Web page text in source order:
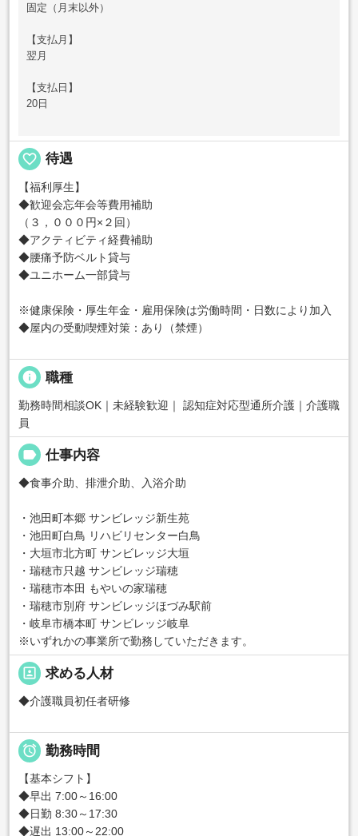
固定（月末以外）
【支払月】
翌月
【支払日】
20日
favorite_border 待遇
【福利厚生】
◆歓迎会忘年会等費用補助
（３，０００円×２回）
◆アクティビティ経費補助
◆腰痛予防ベルト貸与
◆ユニホーム一部貸与
※健康保険・厚生年金・雇用保険は労働時間・日数により加入
◆屋内の受動喫煙対策：あり（禁煙）
info 職種
勤務時間相談OK｜未経験歓迎｜ 認知症対応型通所介護｜介護職
員
label 仕事内容
◆食事介助、排泄介助、入浴介助
・池田町本郷 サンビレッジ新生苑
・池田町白鳥 リハビリセンター白鳥
・大垣市北方町 サンビレッジ大垣
・瑞穂市只越 サンビレッジ瑞穂
・瑞穂市本田 もやいの家瑞穂
・瑞穂市別府 サンビレッジほづみ駅前
・岐阜市橋本町 サンビレッジ岐阜
※いずれかの事業所で勤務していただきます。
portrait 求める人材
◆介護職員初任者研修
 勤務時間
【基本シフト】
◆早出 7:00～16:00
◆日勤 8:30～17:30
◆遅出 13:00～22:00